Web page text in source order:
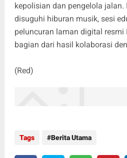
kepolisian dan pengelola jalan.
disuguhi hiburan musik, sesi
peluncuran laman digital resmi
bagian dari hasil kolaborasi
(Red)
Tags Berita Utama